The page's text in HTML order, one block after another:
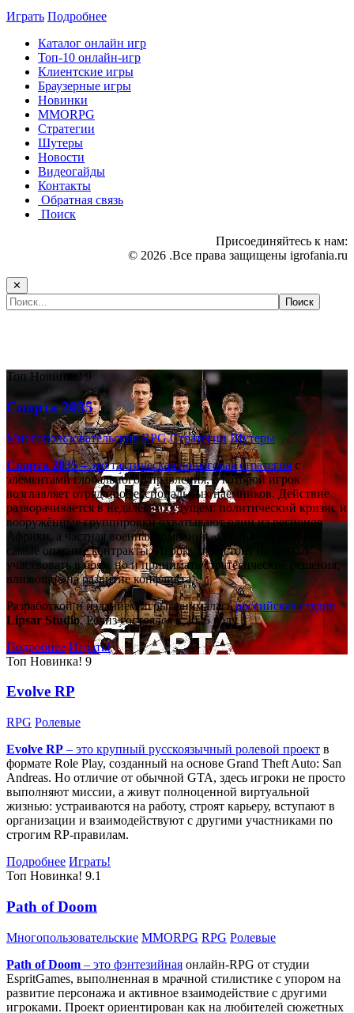
Играть Подробнее
Каталог онлайн игр
Топ-10 онлайн-игр
Клиентские игры
Браузерные игры
Новинки
MMORPG
Стратегии
Шутеры
Новости
Видеогайды
Контакты
Обратная связь
Поиск
Присоединяйтесь к нам:
© 2026 .Все права защищены igrofania.ru
✕
Топ Новинка! 9
Спарта 2035
Многопользовательские RPG Стратегии Шутеры
Спарта 2035– это тактическаяпошаговая стратегияс
элементами глобального управления, в которой игрок
возглавляет отряд профессиональных наёмников. Действие
разворачивается в недалёком будущем: политический кризис и
вооружённые группировки охватывают один из регионов
Африки, а частная военная компания «Спарта» берётся за
самые опасные контракты. Игроку предстоит не только
участвовать в боях, но и принимать стратегические решения,
влияющие на развитие конфликта.
Разработкой и изданием игры занималасьроссийская студия
Lipsar Studio. Релиз состоялся в 2025 году.
Подробнее Играть!
Топ Новинка! 9
Evolve RP
RPG Ролевые
Evolve RP – это крупный русскоязычный ролевой проект в
формате Role Play, созданный на основе Grand Theft Auto: San
Andreas. Но отличие от обычной GTA, здесь игроки не просто
выполняют миссии, а живут полноценной виртуальной
жизнью: устраиваются на работу, строят карьеру, вступают в
организации и взаимодействуют с другими участниками по
строгим RP-правилам.
Подробнее Играть!
Топ Новинка! 9.1
Path of Doom
Многопользовательские MMORPG RPG Ролевые
Path of Doom – это фэнтезийная онлайн-RPG от студии
EspritGames, выполненная в мрачной стилистике с упором на
развитие персонажа и активное взаимодействие с другими
игроками. Проект ориентирован как на любителей сюжетных